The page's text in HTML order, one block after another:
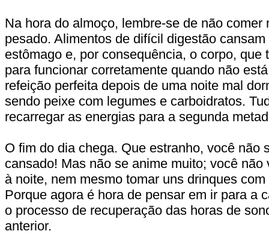
Na hora do almoço, lembre-se de não comer
pesado. Alimentos de difícil digestão
estômago e, por consequência, o corpo, que
para funcionar corretamente quando não
refeição perfeita depois de uma noite mal
sendo peixe com legumes e carboidratos.
recarregar as energias para a segunda
O fim do dia chega. Que estranho, você não
cansado! Mas não se anime muito; você não
à noite, nem mesmo tomar uns drinques
Porque agora é hora de pensar em ir para a
o processo de recuperação das horas de
anterior.